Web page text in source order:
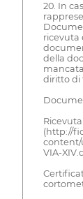
20. In
ricevuta
della
diritto di
(http://
content/
VIA-